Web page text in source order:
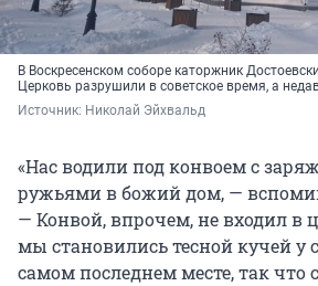
В Воскресенском соборе каторжник
Церковь разрушили в советское время, а
Источник: Николай Эйхвальд
«Нас водили под конвоем с
ружьями в божий дом, —
— Конвой, впрочем, не входил в
мы становились тесной кучей у
самом последнем месте, так